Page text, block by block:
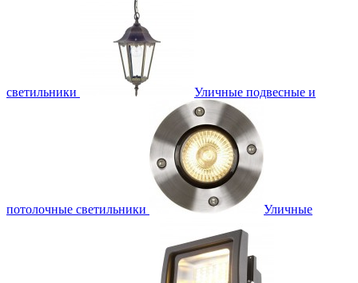
светильники Уличные подвесные и
потолочные светильники Уличные